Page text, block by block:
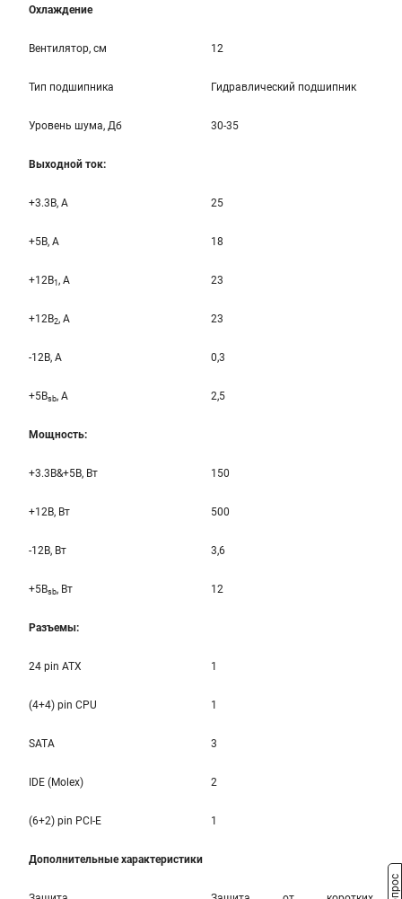
Охлаждение
Вентилятор, см 12
Тип подшипника Гидравлический подшипник
Уровень шума, Дб 30-35
Выходной ток:
+3.3B, А 25
+5B, А 18
+12B1 , A 23
+12B2, A 23
-12B, A 0,3
+5Bsb, A 2,5
Мощность:
+3.3B&+5B, Вт 150
+12B, Вт 500
-12B, Вт 3,6
+5Bsb, Вт 12
Разъемы:
24 pin ATX 1
(4+4) pin CPU 1
SATA 3
IDE (Molex) 2
(6+2) pin PCI-E 1
Дополнительные характеристики